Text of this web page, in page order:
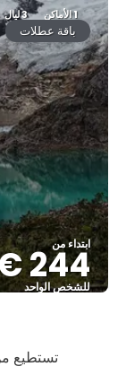
1 الأماكن 3 ليال
باقة عطلات
ابتداء من
244 €
للشخص الواحد
تستطيع